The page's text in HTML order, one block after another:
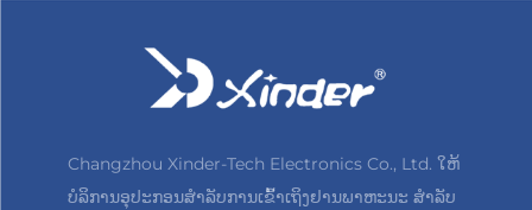
Changzhou Xinder-Tech Electronics Co., Ltd. ໃຫ້
ບໍລິການອຸປະກອນສຳລັບການເຂົ້າເຖິງຢານພາຫະນະ ສຳລັບ